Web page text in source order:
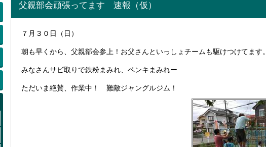
父親部会頑張ってます 速報（仮）
７月３０日（日）
朝も早くから、父親部会参上！お父さんといっしょチームも駆けつけてます。
みなさんサビ取りで鉄粉まみれ、ペンキまみれー
ただいま絶賛、作業中！ 難敵ジャングルジム！